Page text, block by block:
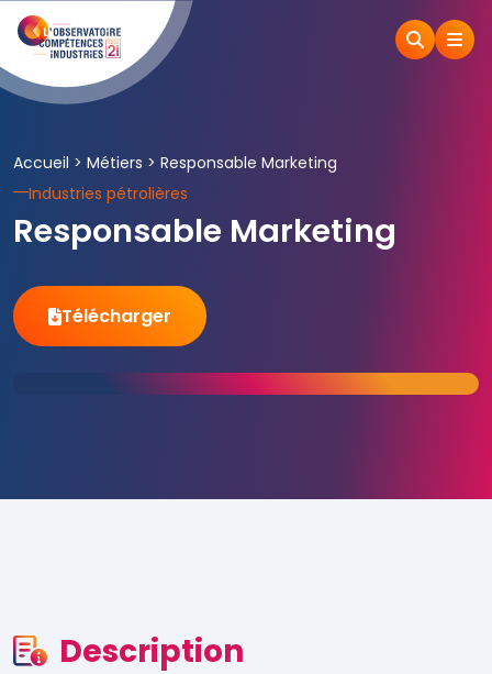
Accueil > Métiers > Responsable Marketing
Industries pétrolières
Responsable Marketing
Télécharger
Description